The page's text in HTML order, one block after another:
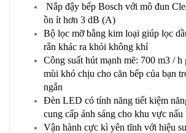
Nắp đậy bếp Bosch với mô đun
ồn ít hơn 3 dB (A)
Bộ lọc mỡ bằng kim loại giúp lọc
rắn khác ra khỏi không khí
Công suất hút mạnh mẽ: 700 m3 /
mùi khó chịu cho căn bếp của bạn
ngắn
Đèn LED có tính năng tiết kiệm
cung cấp ánh sáng cho khu vực nấu
Vận hành cực kì yên tĩnh với hiệu